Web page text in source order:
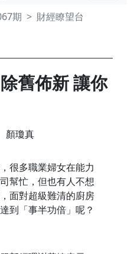
期 財經瞭望台
舊佈新 讓你
顏瓊真
很多職業婦女在能力
幫忙，但也有人不想
面對超級難清的廚房
到「事半功倍」呢？